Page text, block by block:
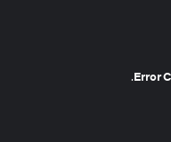
Error